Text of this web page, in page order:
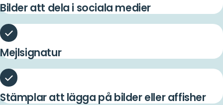
Bilder att dela i sociala medier
Mejlsignatur
Stämplar att lägga på bilder eller affisher